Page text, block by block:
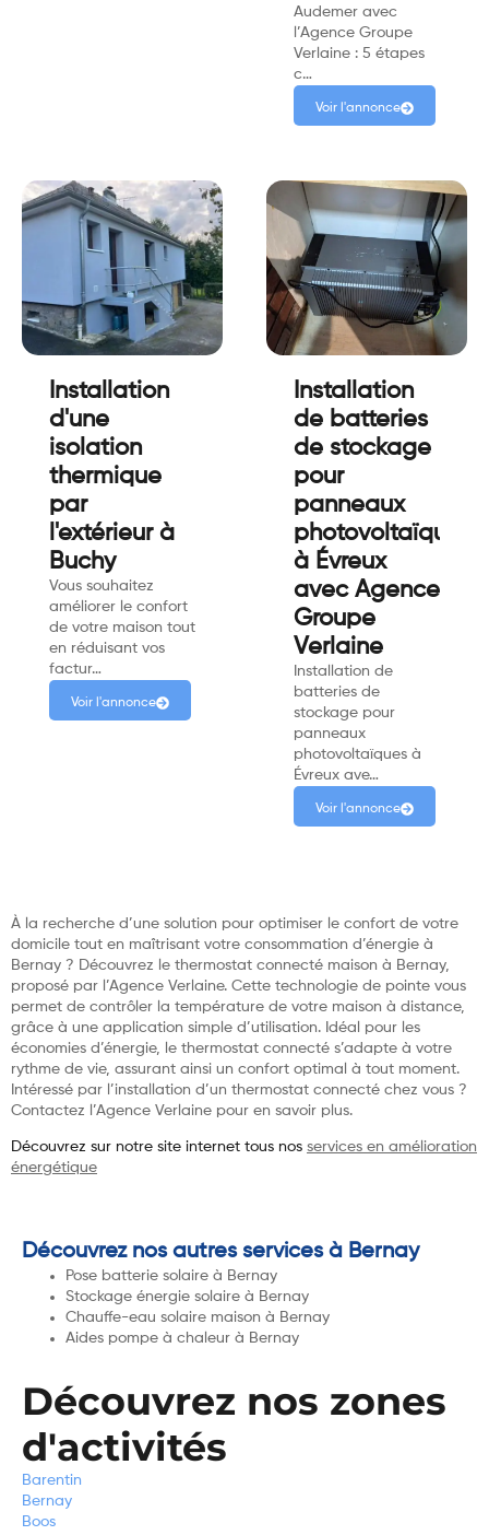
Audemer avec
l’Agence Groupe
Verlaine : 5 étapes
c…
Voir l'annonce
Installation
d'une
isolation
thermique
par
l'extérieur à
Buchy
Vous souhaitez
améliorer le confort
de votre maison tout
en réduisant vos
factur…
Voir l'annonce
Installation
de batteries
de stockage
pour
panneaux
photovoltaïques
à Évreux
avec Agence
Groupe
Verlaine
Installation de
batteries de
stockage pour
panneaux
photovoltaïques à
Évreux ave…
Voir l'annonce
À la recherche d’une solution pour optimiser le confort de votre
domicile tout en maîtrisant votre consommation d’énergie à
Bernay ? Découvrez le thermostat connecté maison à Bernay,
proposé par l’Agence Verlaine. Cette technologie de pointe vous
permet de contrôler la température de votre maison à distance,
grâce à une application simple d’utilisation. Idéal pour les
économies d’énergie, le thermostat connecté s’adapte à votre
rythme de vie, assurant ainsi un confort optimal à tout moment.
Intéressé par l’installation d’un thermostat connecté chez vous ?
Contactez l’Agence Verlaine pour en savoir plus.
Découvrez sur notre site internet tous nos services en amélioration
énergétique
Découvrez nos autres services à Bernay
Pose batterie solaire à Bernay
Stockage énergie solaire à Bernay
Chauffe-eau solaire maison à Bernay
Aides pompe à chaleur à Bernay
Découvrez nos zones
d'activités
Barentin
Bernay
Boos